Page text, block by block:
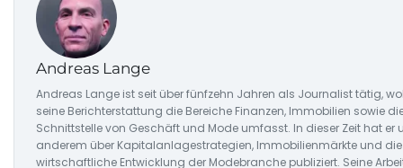
Andreas Lange
Andreas Lange ist seit über fünfzehn Jahren als Journalist tätig,
seine Berichterstattung die Bereiche Finanzen, Immobilien sowie
Schnittstelle von Geschäft und Mode umfasst. In dieser Zeit hat er
anderem über Kapitalanlagestrategien, Immobilienmärkte und die
wirtschaftliche Entwicklung der Modebranche publiziert. Seine